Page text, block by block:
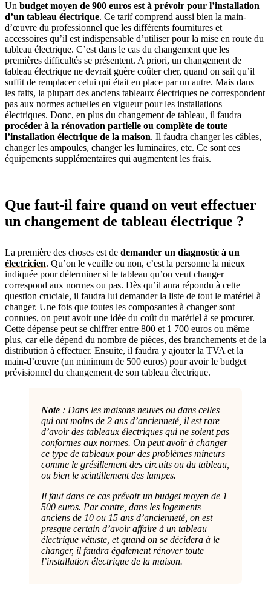
Un budget moyen de 900 euros est à prévoir pour l’installation
d’un tableau électrique. Ce tarif comprend aussi bien la main-
d’œuvre du professionnel que les différents fournitures et
accessoires qu’il est indispensable d’utiliser pour la mise en route du
tableau électrique. C’est dans le cas du changement que les
premières difficultés se présentent. A priori, un changement de
tableau électrique ne devrait guère coûter cher, quand on sait qu’il
suffit de remplacer celui qui était en place par un autre. Mais dans
les faits, la plupart des anciens tableaux électriques ne correspondent
pas aux normes actuelles en vigueur pour les installations
électriques. Donc, en plus du changement de tableau, il faudra
procéder à la rénovation partielle ou complète de toute
l’installation électrique de la maison. Il faudra changer les câbles,
changer les ampoules, changer les luminaires, etc. Ce sont ces
équipements supplémentaires qui augmentent les frais.
Que faut-il faire quand on veut effectuer
un changement de tableau électrique ?
La première des choses est de demander un diagnostic à un
électricien. Qu’on le veuille ou non, c’est la personne la mieux
indiquée pour déterminer si le tableau qu’on veut changer
correspond aux normes ou pas. Dès qu’il aura répondu à cette
question cruciale, il faudra lui demander la liste de tout le matériel à
changer. Une fois que toutes les composantes à changer sont
connues, on peut avoir une idée du coût du matériel à se procurer.
Cette dépense peut se chiffrer entre 800 et 1 700 euros ou même
plus, car elle dépend du nombre de pièces, des branchements et de la
distribution à effectuer. Ensuite, il faudra y ajouter la TVA et la
main-d’œuvre (un minimum de 500 euros) pour avoir le budget
prévisionnel du changement de son tableau électrique.
Note : Dans les maisons neuves ou dans celles
qui ont moins de 2 ans d’ancienneté, il est rare
d’avoir des tableaux électriques qui ne soient pas
conformes aux normes. On peut avoir à changer
ce type de tableaux pour des problèmes mineurs
comme le grésillement des circuits ou du tableau,
ou bien le scintillement des lampes.
Il faut dans ce cas prévoir un budget moyen de 1
500 euros. Par contre, dans les logements
anciens de 10 ou 15 ans d’ancienneté, on est
presque certain d’avoir affaire à un tableau
électrique vétuste, et quand on se décidera à le
changer, il faudra également rénover toute
l’installation électrique de la maison.